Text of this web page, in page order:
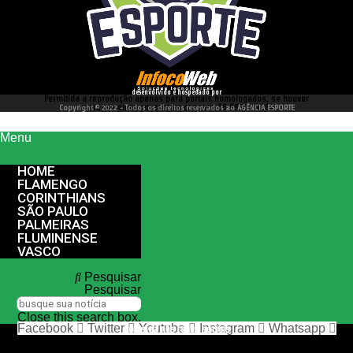
desenvolvido e hospedado por
Permitida a reprodução apenas para portais homologados, se houver
interesse entre em contato conosco 66 99977 4262
Copyright © 2022 - Todos os direitos reservados ao AGÊNCIA ESPORTE
Menu
HOME
FLAMENGO
CORINTHIANS
SÃO PAULO
PALMEIRAS
FLUMINENSE
VASCO
Pesquisar
Pesquisar
Close this search box.
nos siga nas redes sociais
Facebook Twitter Youtube Instagram Whatsapp